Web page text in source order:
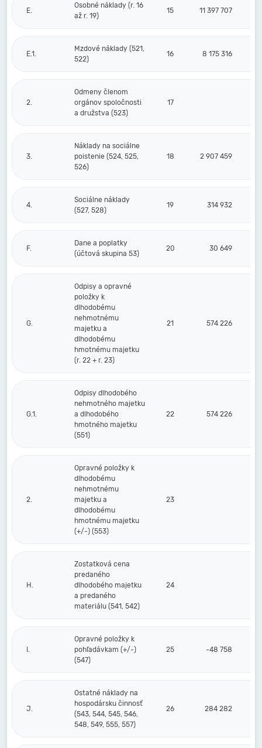
E.
Osobné náklady (r. 16
až r. 19)
15 11 397 707
E.1.
Mzdové náklady (521,
522)
16 8 175 316
2.
Odmeny členom
orgánov spoločnosti
a družstva (523)
17
3.
Náklady na sociálne
poistenie (524, 525,
526)
18 2 907 459
4.
Sociálne náklady
(527, 528)
19 314 932
F.
Dane a poplatky
(účtová skupina 53)
20 30 649
G.
Odpisy a opravné
položky k
dlhodobému
nehmotnému
majetku a
dlhodobému
hmotnému majetku
(r. 22 + r. 23)
21 574 226
G.1.
Odpisy dlhodobého
nehmotného majetku
a dlhodobého
hmotného majetku
(551)
22 574 226
2.
Opravné položky k
dlhodobému
nehmotnému
majetku a
dlhodobému
hmotnému majetku
(+/-) (553)
23
H.
Zostatková cena
predaného
dlhodobého majetku
a predaného
materiálu (541, 542)
24
I.
Opravné položky k
pohľadávkam (+/-)
(547)
25 -48 758
J.
Ostatné náklady na
hospodársku činnosť
(543, 544, 545, 546,
548, 549, 555, 557)
26 284 282